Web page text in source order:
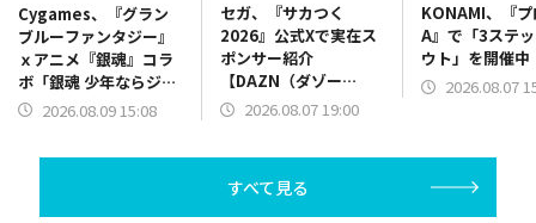
Cygames、『グラン
ブルーファンタジー』
ｘアニメ『銀魂』コラ
ボ「銀魂 少年ならジャ
ンプの裏表紙までちゃ
2026.08.09 15:08
セガ、『サカつく
2026』公式Xで実在ス
ポンサー紹介
【DAZN（ダゾー
ン）】篇をポスト
2026.08.07 19:00
KONAMI、『
A』で「3ステ
ウト」を開催中
2026.08.07
すべて見る